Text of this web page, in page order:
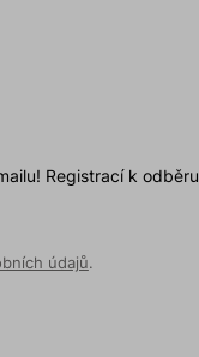
Registrací k odběru
údajů.